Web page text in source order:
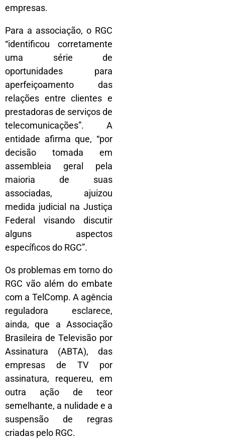
empresas.
Para a associação, o RGC
“identificou corretamente
uma série de
oportunidades para
aperfeiçoamento das
relações entre clientes e
prestadoras de serviços de
telecomunicações”. A
entidade afirma que, “por
decisão tomada em
assembleia geral pela
maioria de suas
associadas, ajuizou
medida judicial na Justiça
Federal visando discutir
alguns aspectos
específicos do RGC”.
Os problemas em torno do
RGC vão além do embate
com a TelComp. A agência
reguladora esclarece,
ainda, que a Associação
Brasileira de Televisão por
Assinatura (ABTA), das
empresas de TV por
assinatura, requereu, em
outra ação de teor
semelhante, a nulidade e a
suspensão de regras
criadas pelo RGC.